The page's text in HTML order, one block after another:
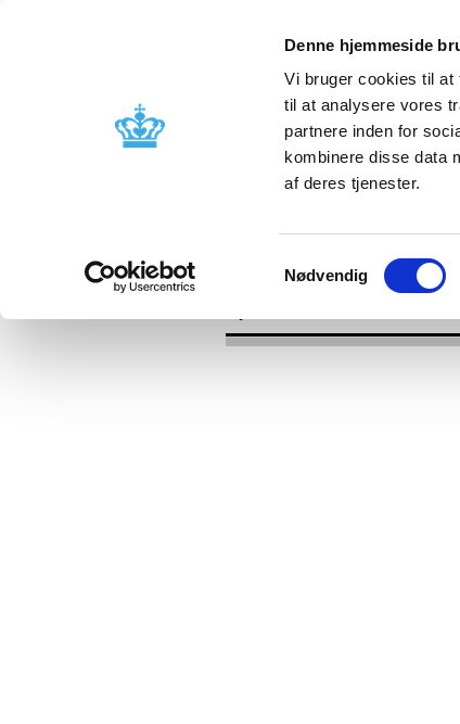
Denne hjemmeside
Vi bruger cookies til at
til at analysere vores
partnere inden for
kombinere disse data
af deres tjenester.
Samtykkevalg
Nødvendig
Godkendelse og